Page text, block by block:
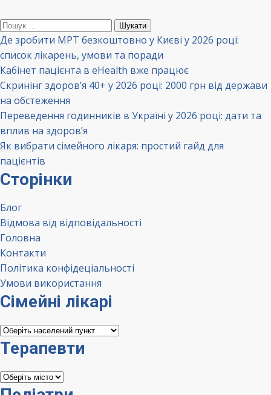
Пошук:
Де зробити МРТ безкоштовно у Києві у 2026 році:
список лікарень, умови та поради
Кабінет пацієнта в eHealth вже працює
Скринінг здоров’я 40+ у 2026 році: 2000 грн від держави
на обстеження
Переведення годинників в Україні у 2026 році: дати та
вплив на здоров’я
Як вибрати сімейного лікаря: простий гайд для
пацієнтів
Сторінки
Блог
Відмова від відповідальності
Головна
Контакти
Політика конфідеціальності
Умови використання
Сімейні лікарі
Сімейні
лікарі
Терапевти
Терапевти